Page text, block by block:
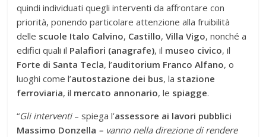
quindi individuati quegli interventi da affrontare con
priorità, ponendo particolare attenzione alla fruibilità
delle scuole Italo Calvino, Castillo,Villa Vigo, nonché a
edifici quali il Palafiori (anagrafe), il museo civico, il
Forte di Santa Tecla, l’auditorium Franco Alfano, o
luoghi come l’autostazione dei bus, la stazione
ferroviaria, il mercato annonario, le spiagge.
“Gli interventi– spiega l’assessore ai lavori pubblici
Massimo Donzella – vanno nella direzione di rendere